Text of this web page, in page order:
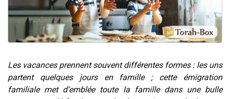
Les vacances prennent souvent différentes formes : les uns
partent quelques jours en famille ; cette émigration
familiale met d’emblée toute la famille dans une bulle